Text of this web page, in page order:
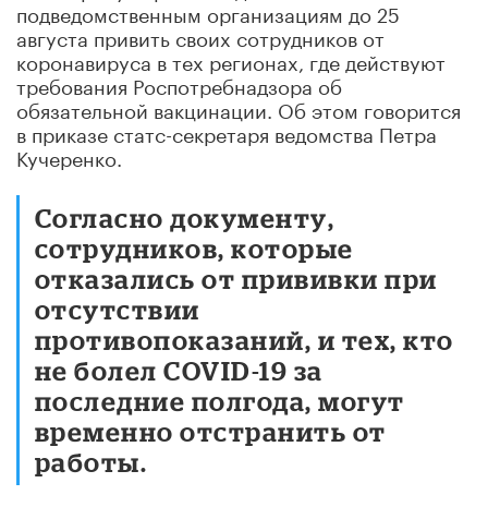
подведомственным организациям до 25
августа привить своих сотрудников от
коронавируса в тех регионах, где действуют
требования Роспотребнадзора об
обязательной вакцинации. Об этом говорится
в приказе статс-секретаря ведомства Петра
Кучеренко.
Согласно документу,
сотрудников, которые
отказались от прививки при
отсутствии
противопоказаний, и тех, кто
не болел COVID-19 за
последние полгода, могут
временно отстранить от
работы.